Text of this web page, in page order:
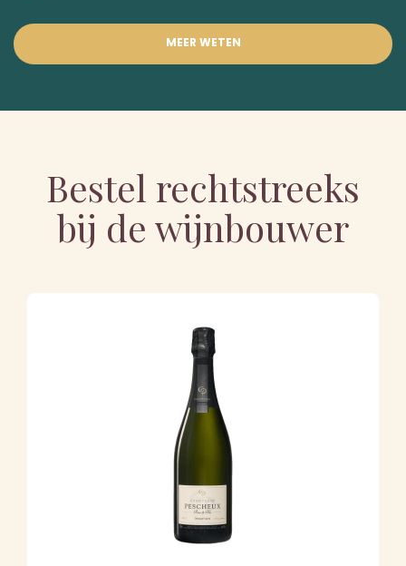
MEER WETEN
Bestel rechtstreeks
bij de wijnbouwer